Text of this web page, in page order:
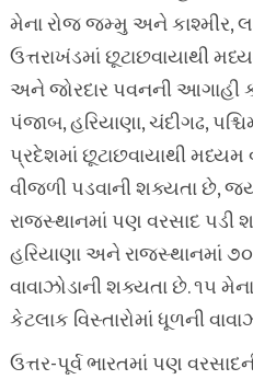
મેના રોજ જમ્મુ અને કાશ્મીર,
ઉત્તરાખંડમાં છૂટાછવાયાથી
અને જોરદાર પવનની આગાહી
પંજાબ, હરિયાણા, ચંદીગઢ,
પ્રદેશમાં છૂટાછવાયાથી મધ્યમ
વીજળી પડવાની શક્યતા છે,
રાજસ્થાનમાં પણ વરસાદ પડી
હરિયાણા અને રાજસ્થાનમાં
વાવાઝોડાની શક્યતા છે. ૧૫
કેટલાક વિસ્તારોમાં ધૂળની
ઉત્તર-પૂર્વ ભારતમાં પણ